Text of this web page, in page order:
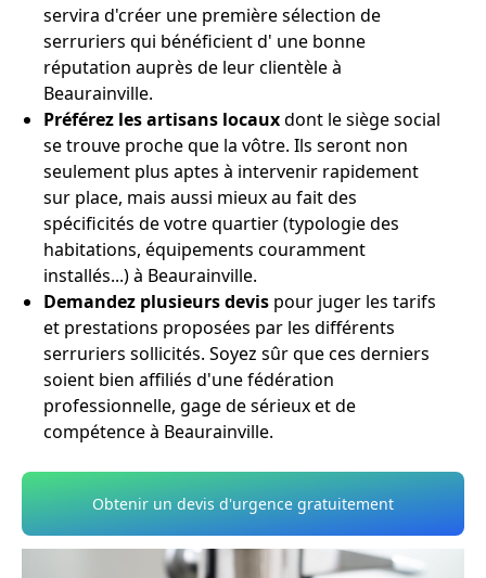
servira d'créer une première sélection de
serruriers qui bénéficient d' une bonne
réputation auprès de leur clientèle à
Beaurainville.
Préférez les artisans locauxdont le siège social
se trouve proche que la vôtre. Ils seront non
seulement plus aptes à intervenir rapidement
sur place, mais aussi mieux au fait des
spécificités de votre quartier (typologie des
habitations, équipements couramment
installés...) à Beaurainville.
Demandez plusieurs devis pour juger les tarifs
et prestations proposées par les différents
serruriers sollicités. Soyez sûr que ces derniers
soient bien affiliés d'une fédération
professionnelle, gage de sérieux et de
compétence à Beaurainville.
Obtenir un devis d'urgence gratuitement